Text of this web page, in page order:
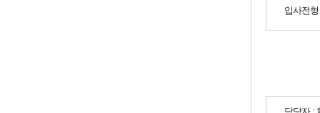
입사전형